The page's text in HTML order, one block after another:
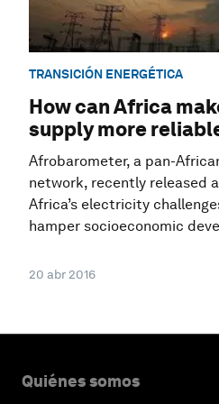
TRANSICIÓN ENERGÉTICA
How can Africa
supply more
Afrobarometer, a pan-
network, recently released
Africa’s electricity
hamper socioeconomic
20 abr 2016
Quiénes somos